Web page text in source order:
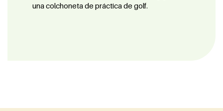
una colchoneta de práctica de golf.